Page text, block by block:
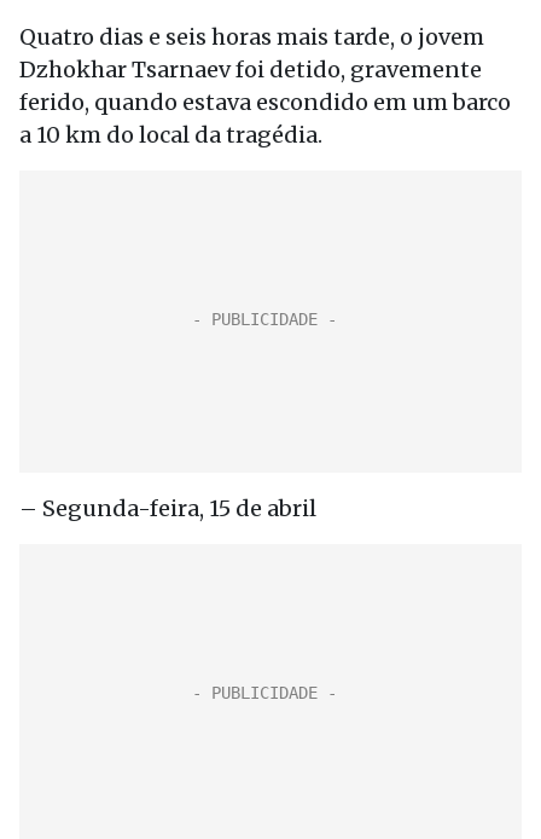
Quatro dias e seis horas mais tarde, o jovem
Dzhokhar Tsarnaev foi detido, gravemente
ferido, quando estava escondido em um barco
a 10 km do local da tragédia.
– Segunda-feira, 15 de abril